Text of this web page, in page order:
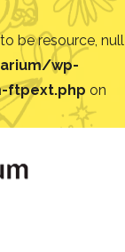
be resource, null
wp-
ftpext.php on